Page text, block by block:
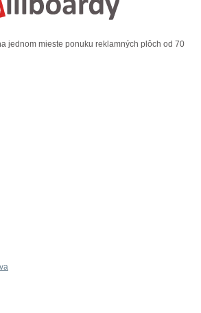
jednom mieste ponuku reklamných plôch od 70